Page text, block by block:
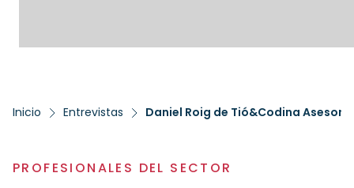
Inicio Entrevistas Daniel Roig de Tió&Codina
PROFESIONALES DEL SECTOR